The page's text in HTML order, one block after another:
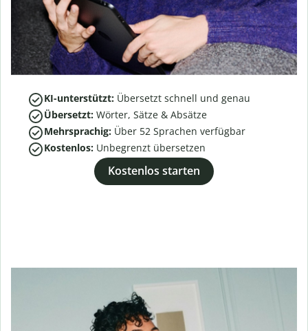
KI-unterstützt: Übersetzt schnell und genau
Übersetzt: Wörter, Sätze & Absätze
Mehrsprachig: Über 52 Sprachen verfügbar
Kostenlos: Unbegrenzt übersetzen
Kostenlos starten